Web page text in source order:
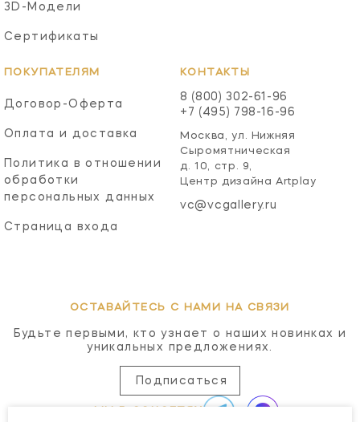
3D-Модели
Сертификаты
ПОКУПАТЕЛЯМ
Договор-Оферта
Оплата и доставка
Политика в отношении
обработки
персональных данных
Страница входа
КОНТАКТЫ
8 (800) 302-61-96
+7 (495) 798-16-96
Москва, ул. Нижняя
Сыромятническая
д. 10, стр. 9,
Центр дизайна Artplay
vc@vcgallery.ru
ОСТАВАЙТЕСЬ С НАМИ НА СВЯЗИ
Будьте первыми, кто узнает о наших новинках и
уникальных предложениях.
Подписаться